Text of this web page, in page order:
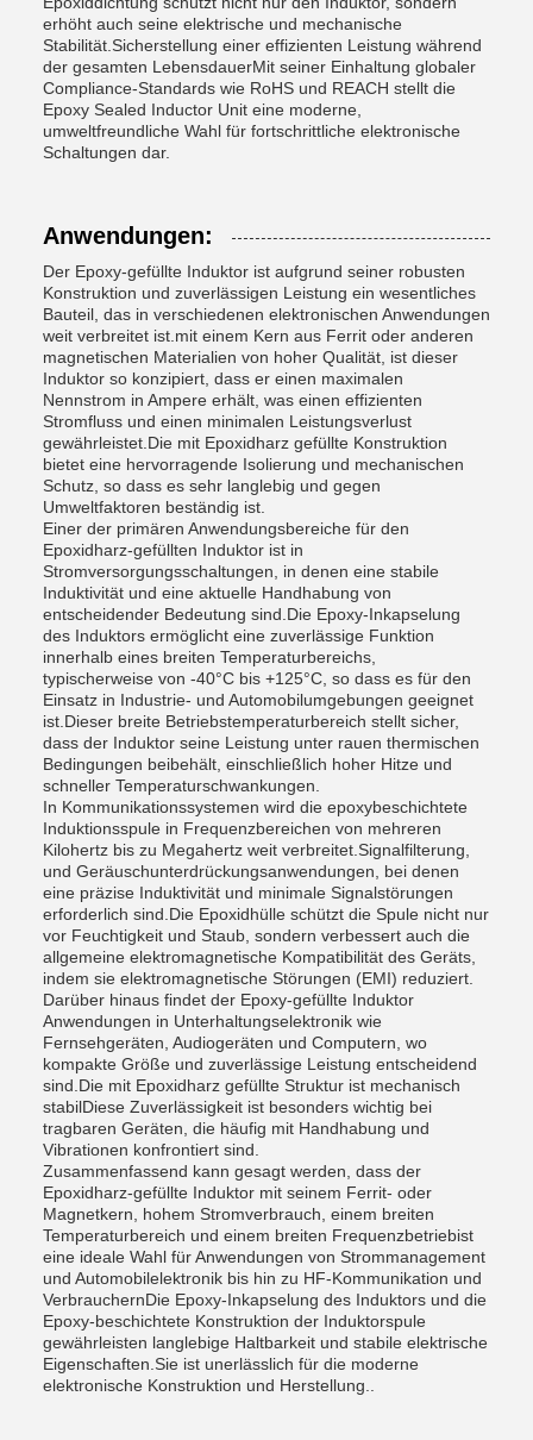
erhöht auch seine elektrische und mechanische
Stabilität.Sicherstellung einer effizienten Leistung während
der gesamten LebensdauerMit seiner Einhaltung globaler
Compliance-Standards wie RoHS und REACH stellt die
Epoxy Sealed Inductor Unit eine moderne,
umweltfreundliche Wahl für fortschrittliche elektronische
Schaltungen dar.
Anwendungen:
Der Epoxy-gefüllte Induktor ist aufgrund seiner robusten
Konstruktion und zuverlässigen Leistung ein wesentliches
Bauteil, das in verschiedenen elektronischen Anwendungen
weit verbreitet ist.mit einem Kern aus Ferrit oder anderen
magnetischen Materialien von hoher Qualität, ist dieser
Induktor so konzipiert, dass er einen maximalen
Nennstrom in Ampere erhält, was einen effizienten
Stromfluss und einen minimalen Leistungsverlust
gewährleistet.Die mit Epoxidharz gefüllte Konstruktion
bietet eine hervorragende Isolierung und mechanischen
Schutz, so dass es sehr langlebig und gegen
Umweltfaktoren beständig ist.
Einer der primären Anwendungsbereiche für den
Epoxidharz-gefüllten Induktor ist in
Stromversorgungsschaltungen, in denen eine stabile
Induktivität und eine aktuelle Handhabung von
entscheidender Bedeutung sind.Die Epoxy-Inkapselung
des Induktors ermöglicht eine zuverlässige Funktion
innerhalb eines breiten Temperaturbereichs,
typischerweise von -40°C bis +125°C, so dass es für den
Einsatz in Industrie- und Automobilumgebungen geeignet
ist.Dieser breite Betriebstemperaturbereich stellt sicher,
dass der Induktor seine Leistung unter rauen thermischen
Bedingungen beibehält, einschließlich hoher Hitze und
schneller Temperaturschwankungen.
In Kommunikationssystemen wird die epoxybeschichtete
Induktionsspule in Frequenzbereichen von mehreren
Kilohertz bis zu Megahertz weit verbreitet.Signalfilterung,
und Geräuschunterdrückungsanwendungen, bei denen
eine präzise Induktivität und minimale Signalstörungen
erforderlich sind.Die Epoxidhülle schützt die Spule nicht nur
vor Feuchtigkeit und Staub, sondern verbessert auch die
allgemeine elektromagnetische Kompatibilität des Geräts,
indem sie elektromagnetische Störungen (EMI) reduziert.
Darüber hinaus findet der Epoxy-gefüllte Induktor
Anwendungen in Unterhaltungselektronik wie
Fernsehgeräten, Audiogeräten und Computern, wo
kompakte Größe und zuverlässige Leistung entscheidend
sind.Die mit Epoxidharz gefüllte Struktur ist mechanisch
stabilDiese Zuverlässigkeit ist besonders wichtig bei
tragbaren Geräten, die häufig mit Handhabung und
Vibrationen konfrontiert sind.
Zusammenfassend kann gesagt werden, dass der
Epoxidharz-gefüllte Induktor mit seinem Ferrit- oder
Magnetkern, hohem Stromverbrauch, einem breiten
Temperaturbereich und einem breiten Frequenzbetriebist
eine ideale Wahl für Anwendungen von Strommanagement
und Automobilelektronik bis hin zu HF-Kommunikation und
VerbrauchernDie Epoxy-Inkapselung des Induktors und die
Epoxy-beschichtete Konstruktion der Induktorspule
gewährleisten langlebige Haltbarkeit und stabile elektrische
Eigenschaften.Sie ist unerlässlich für die moderne
elektronische Konstruktion und Herstellung..